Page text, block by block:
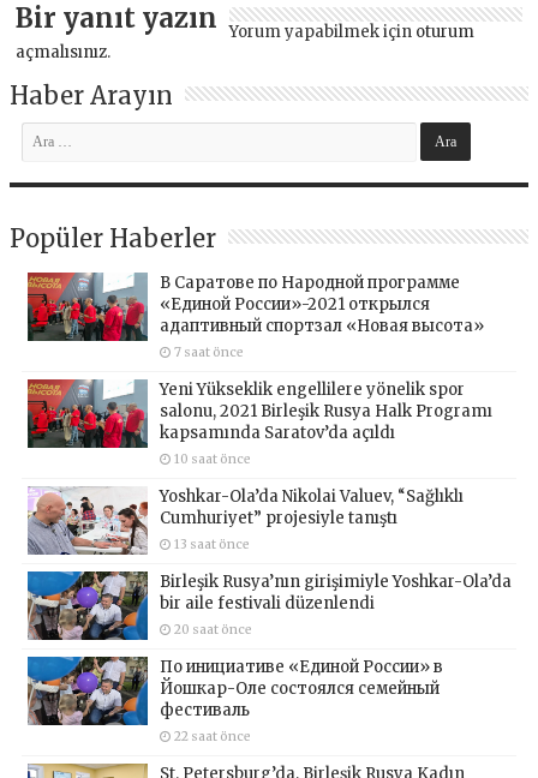
Bir yanıt yazın Yorum yapabilmek için oturum
açmalısınız.
Haber Arayın
Popüler Haberler
В Саратове по Народной программе
«Единой России»-2021 открылся
адаптивный спортзал «Новая высота»
7 saat önce
Yeni Yükseklik engellilere yönelik spor
salonu, 2021 Birleşik Rusya Halk Programı
kapsamında Saratov’da açıldı
10 saat önce
Yoshkar-Ola’da Nikolai Valuev, “Sağlıklı
Cumhuriyet” projesiyle tanıştı
13 saat önce
Birleşik Rusya’nın girişimiyle Yoshkar-Ola’da
bir aile festivali düzenlendi
20 saat önce
По инициативе «Единой России» в
Йошкар-Оле состоялся семейный
фестиваль
22 saat önce